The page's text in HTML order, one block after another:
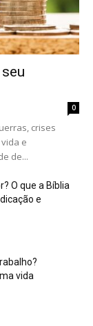
0
crises
e
de...
O que a Bíblia
e
vida